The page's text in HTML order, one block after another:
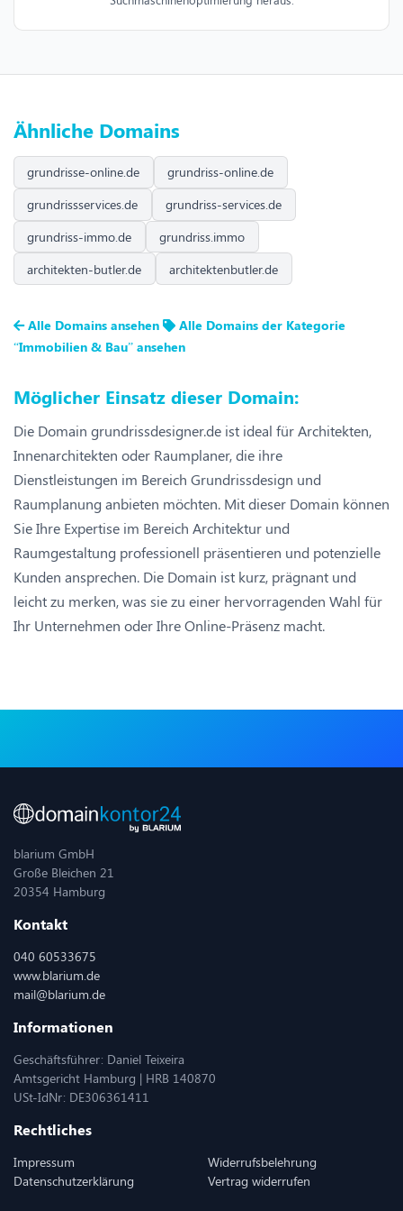
Ähnliche Domains
grundrisse-online.de
grundriss-online.de
grundrissservices.de
grundriss-services.de
grundriss-immo.de
grundriss.immo
architekten-butler.de
architektenbutler.de
Alle Domains ansehen
Alle Domains der Kategorie
“Immobilien & Bau” ansehen
Möglicher Einsatz dieser Domain:
Die Domain grundrissdesigner.de ist ideal für Architekten,
Innenarchitekten oder Raumplaner, die ihre
Dienstleistungen im Bereich Grundrissdesign und
Raumplanung anbieten möchten. Mit dieser Domain können
Sie Ihre Expertise im Bereich Architektur und
Raumgestaltung professionell präsentieren und potenzielle
Kunden ansprechen. Die Domain ist kurz, prägnant und
leicht zu merken, was sie zu einer hervorragenden Wahl für
Ihr Unternehmen oder Ihre Online-Präsenz macht.
blarium GmbH
Große Bleichen 21
20354 Hamburg
Kontakt
040 60533675
www.blarium.de
mail@blarium.de
Informationen
Geschäftsführer: Daniel Teixeira
Amtsgericht Hamburg | HRB 140870
USt-IdNr: DE306361411
Rechtliches
Impressum
Datenschutzerklärung
Widerrufsbelehrung
Vertrag widerrufen